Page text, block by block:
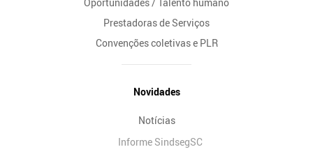
Prestadoras de Serviços
Convenções coletivas e PLR
Novidades
Notícias
Informe SindsegSC